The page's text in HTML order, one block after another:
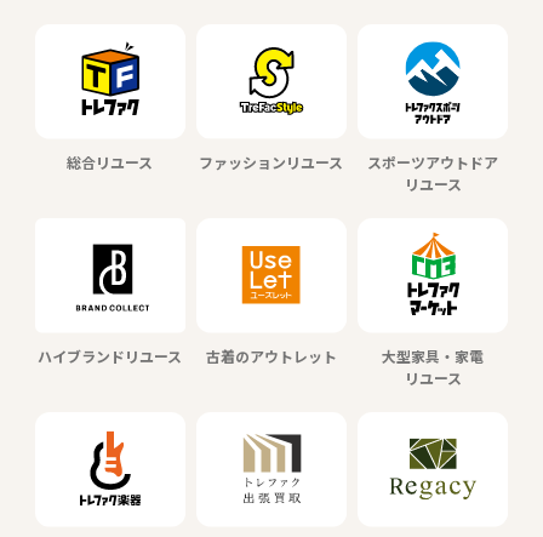
総合リユース ファッションリユース
スポーツアウトドア
リユース
ハイブランドリユース 古着のアウトレット
大型家具・家電
リユース